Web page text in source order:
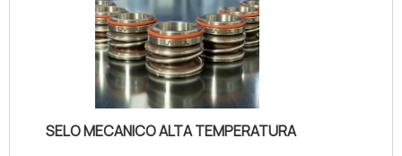
especializado, certificação ISO 9001
e opções de personalização,
asseguramos o selo ideal para cada
aplicação.
SELO MECANICO ALTA TEMPERATURA